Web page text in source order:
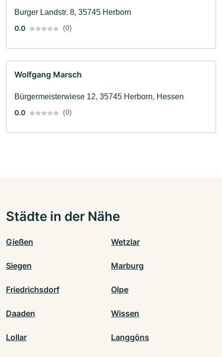
Burger Landstr. 8, 35745 Herborn
0.0
(0)
Wolfgang Marsch
Bürgermeisterwiese 12, 35745 Herborn, Hessen
0.0
(0)
Städte in der Nähe
Gießen Wetzlar
Siegen Marburg
Friedrichsdorf Olpe
Daaden Wissen
Lollar Langgöns